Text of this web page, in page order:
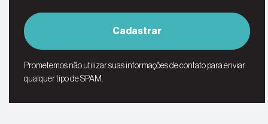
Cadastrar
Prometemos não utilizar suas informações de contato para enviar
qualquer tipo de SPAM.